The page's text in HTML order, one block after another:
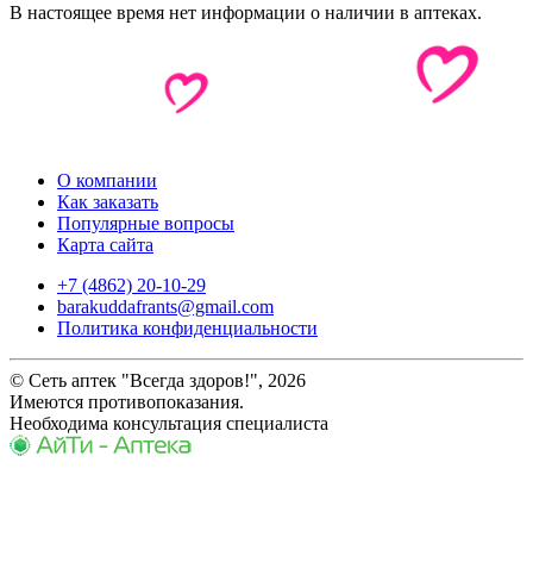
В настоящее время нет информации о наличии в аптеках.
О компании
Как заказать
Популярные вопросы
Карта сайта
+7 (4862) 20-10-29
barakuddafrants@gmail.com
Политика конфиденциальности
© Сеть аптек "Всегда здоров!", 2026
Имеются противопоказания.
Необходима консультация специалиста